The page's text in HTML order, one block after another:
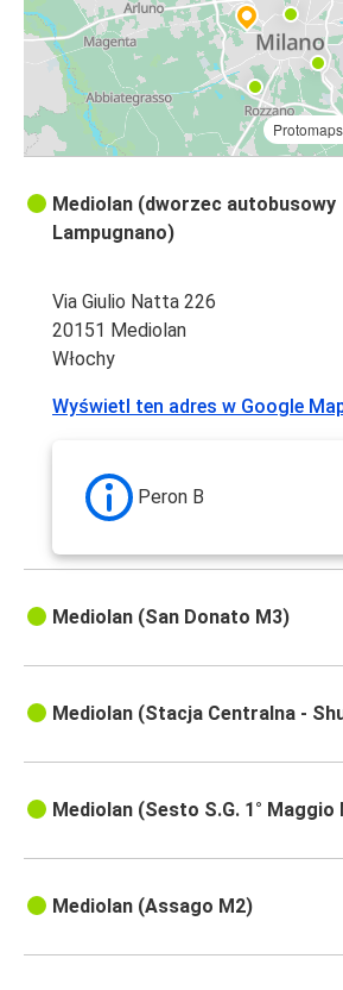
Protomaps
Mediolan (dworzec autobusowy
Lampugnano)
Via Giulio Natta 226
20151 Mediolan
Włochy
Wyświetl ten adres w Google
Peron B
Mediolan (San Donato M3)
Mediolan (Stacja Centralna -
Mediolan (Sesto S.G. 1° Maggio
Mediolan (Assago M2)